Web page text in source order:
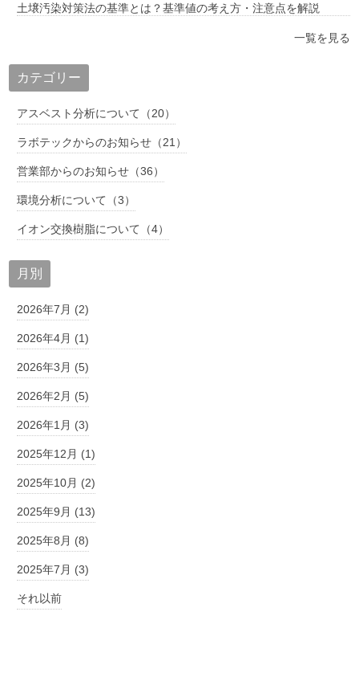
土壌汚染対策法の基準とは？基準値の考え方・注意点を解説
一覧を見る
カテゴリー
アスベスト分析について（20）
ラボテックからのお知らせ（21）
営業部からのお知らせ（36）
環境分析について（3）
イオン交換樹脂について（4）
月別
2026年7月 (2)
2026年4月 (1)
2026年3月 (5)
2026年2月 (5)
2026年1月 (3)
2025年12月 (1)
2025年10月 (2)
2025年9月 (13)
2025年8月 (8)
2025年7月 (3)
それ以前